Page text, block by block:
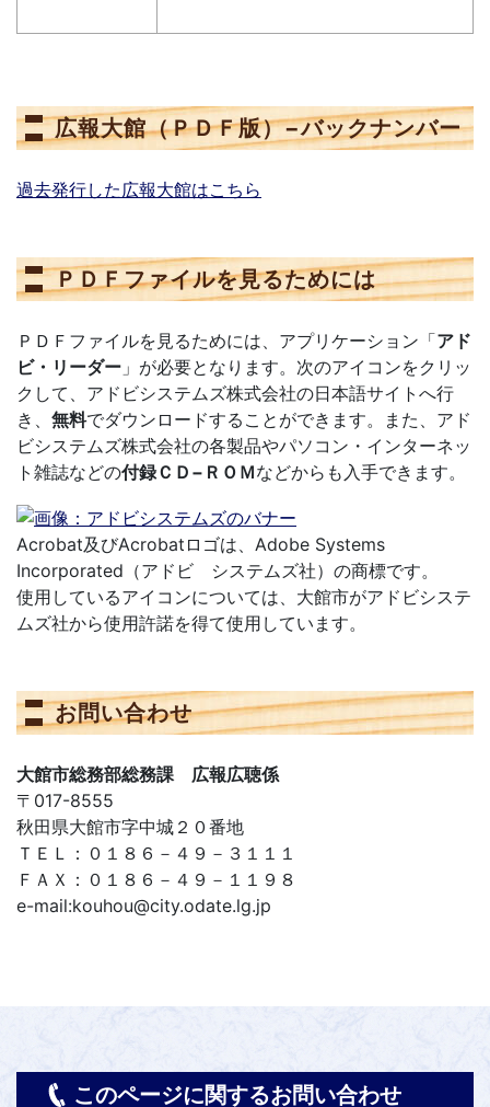
広報大館（ＰＤＦ版）−バックナンバー
過去発行した広報大館はこちら
ＰＤＦファイルを見るためには
ＰＤＦファイルを見るためには、アプリケーション「アド
ビ・リーダー 」が必要となります。次のアイコンをクリッ
クして、アドビシステムズ株式会社の日本語サイトへ行
き、 無料でダウンロードすることができます。また、アド
ビシステムズ株式会社の各製品やパソコン・インターネッ
ト雑誌などの付録ＣＤ−ＲＯＭなどからも入手できます。
Acrobat及びAcrobatロゴは、Adobe Systems
Incorporated（アドビ システムズ社）の商標です。
使用しているアイコンについては、大館市がアドビシステ
ムズ社から使用許諾を得て使用しています。
お問い合わせ
大館市総務部総務課 広報広聴係
〒017-8555
秋田県大館市字中城２０番地
ＴＥＬ：０１８６－４９－３１１１
ＦＡＸ：０１８６－４９－１１９８
e-mail:kouhou@city.odate.lg.jp
このページに関するお問い合わせ